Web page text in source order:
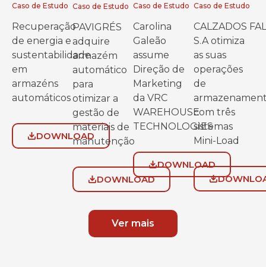
Caso de Estudo
Recuperação
de energia e
sustentabilidade
em
armazéns
automáticos
DOWNLOAD
Caso de Estudo
PAVIGRÉS
adquire
armazém
automático
para
otimizar a
gestão de
materiais de
manutenção
DOWNLOAD
Caso de Estudo
Carolina
Galeão
assume
Direção de
Marketing
da VRC
WAREHOUSE
TECHNOLOGIES
DOWNLOAD
Caso de Estudo
CALZADOS FAL
S.A otimiza
as suas
operações
de
com três
sistemas
Mini-Load
Ver mais